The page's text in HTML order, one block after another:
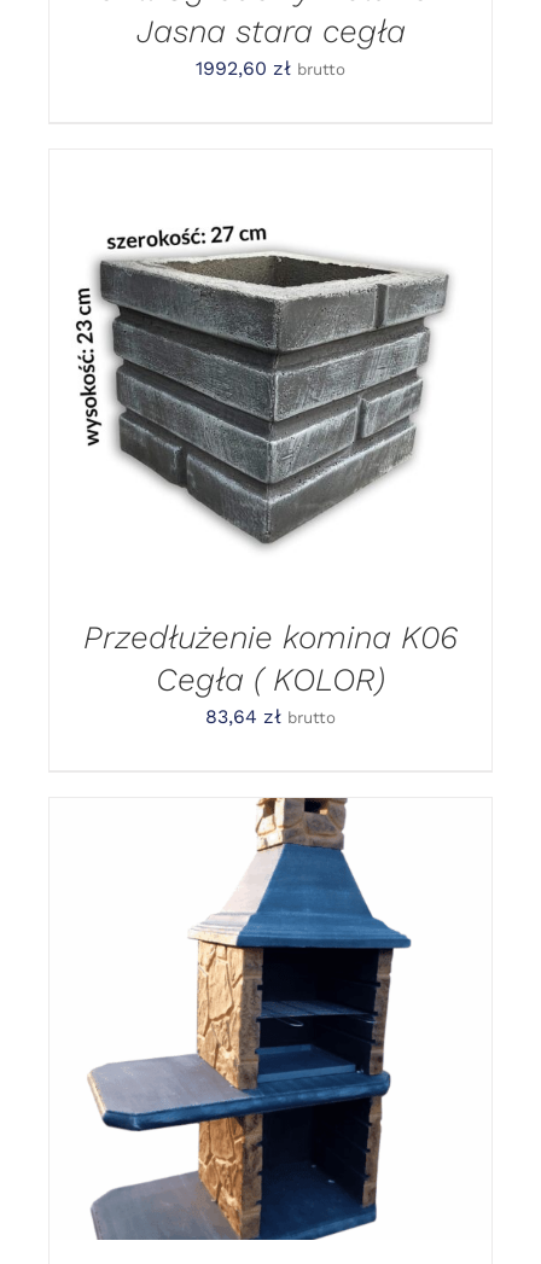
Jasna stara cegła
1992,60 zł brutto
DODAJ DO KOSZYKA
/
DETAILS
Przedłużenie komina K06
Cegła ( KOLOR)
83,64 zł brutto
DODAJ DO KOSZYKA
/